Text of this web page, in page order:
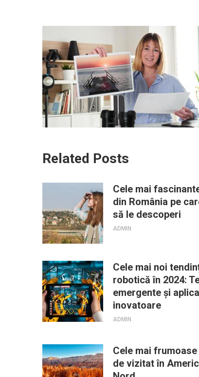
Related Posts
Cele mai
din România pe
să le descoperi
ADMIN
Cele mai noi
robotică în 2024:
emergente și
inovatoare
ADMIN
Cele mai
de vizitat în